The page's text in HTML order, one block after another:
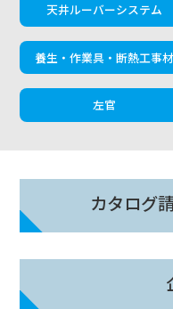
天井ルーバーシステム
養生・作業具・断熱工事材
左官
カタログ